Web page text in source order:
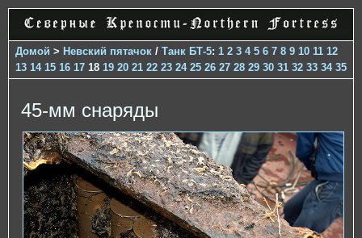
Домой > Невский пятачок / Танк БТ-5: 1 2 3 4 5 6 7 8 9 10 11 12
13 14 15 16 17 18 19 20 21 22 23 24 25 26 27 28 29 30 31 32 33 34 35
45-мм снаряды